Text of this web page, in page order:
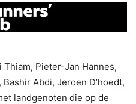
Pieter-Jan Hannes,
Abdi, Jeroen D’hoedt,
landgenoten die op de